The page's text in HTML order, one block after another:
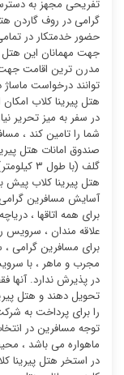
تفریحی مجهز به
گرامی در روف گاردن
حضور خدمتکار در
جهت مهمانان این هتل
مدرن ترین اقامت
توانند درخواست
هتل پیرینا کلاب
در سفر به میز تحریر
شما را تامین کند ،
صندوق امانات هتل
گلف (با
هتل پیرینا کلاب
آسایش مسافرین
برای همه اتاقها ،
علاقه مندان ،
برای مسافرین گرامی
مجرب و ماهر ، با
در پذیرش ندارد. آنها
تحویل دهند و هتل
را برای پرداخت به
توجه مسافرین در
ماهواره می باشد ،
در استخر هتل پیرینا